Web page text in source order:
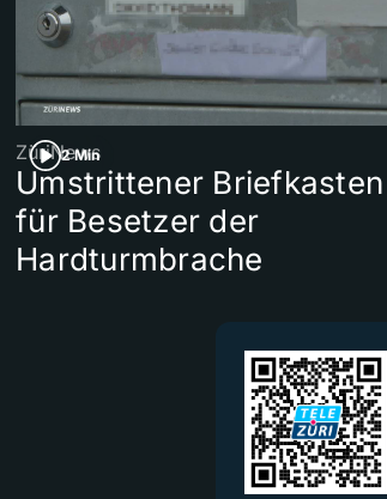
2 Min
ZüriNews
Umstrittener Briefkasten
für Besetzer der
Hardturmbrache